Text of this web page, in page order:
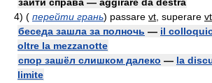
4) ( перейти грань) passare vt , superare vt
беседа зашла за полночь — il
oltre la mezzanotte
спор зашёл слишком далеко — la
limite